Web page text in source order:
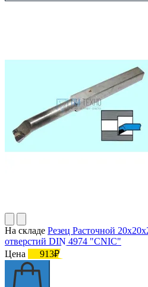
На складе Резец Расточной
отверстий DIN 4974 "CNIC"
Цена
913₽